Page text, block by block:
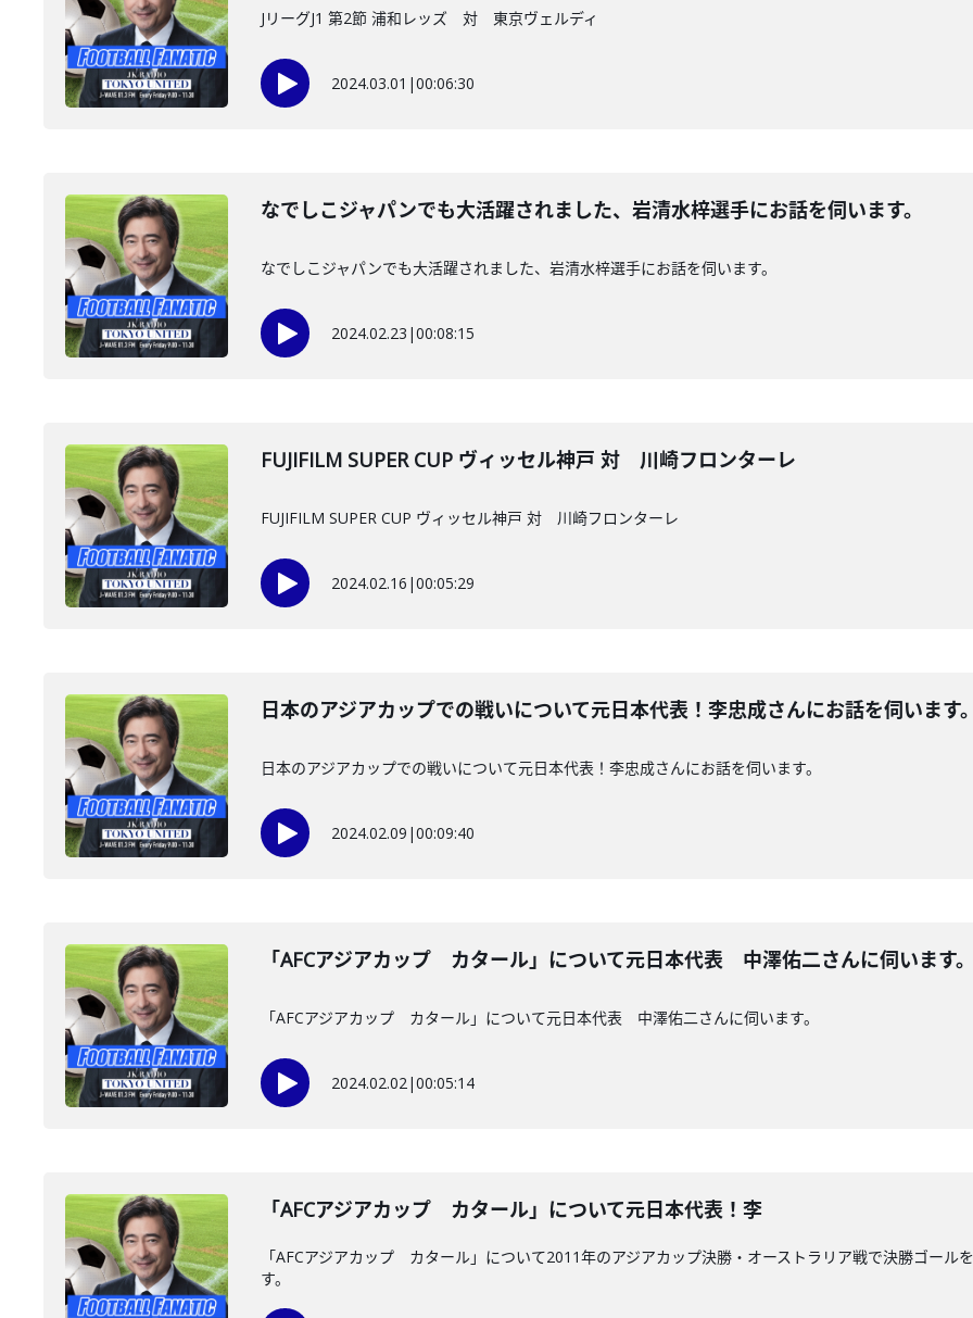
JリーグJ1 第2節 浦和レッズ 対 東京ヴェルディ
2024.03.01 |00:06:30
なでしこジャパンでも大活躍されました、岩清水梓選手にお話を伺います。
なでしこジャパンでも大活躍されました、岩清水梓選手にお話を伺います。
2024.02.23 |00:08:15
FUJIFILM SUPER CUP ヴィッセル神戸 対 川崎フロンターレ
FUJIFILM SUPER CUP ヴィッセル神戸 対 川崎フロンターレ
2024.02.16 |00:05:29
日本のアジアカップでの戦いについて元日本代表！李忠成さんにお話を伺います
日本のアジアカップでの戦いについて元日本代表！李忠成さんにお話を伺います。
2024.02.09 |00:09:40
「AFCアジアカップ カタール」について元日本代表 中澤佑二さんに伺います
「AFCアジアカップ カタール」について元日本代表 中澤佑二さんに伺います。
2024.02.02|00:05:14
「AFCアジアカップ カタール」について元日本代表！李
「AFCアジアカップ カタール」について2011年のアジアカップ決勝・オーストラリア戦で決勝ゴー
す。